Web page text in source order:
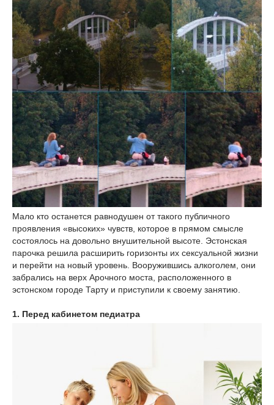
Мало кто останется равнодушен от такого публичного
проявления «высоких» чувств, которое в прямом смысле
состоялось на довольно внушительной высоте. Эстонская
парочка решила расширить горизонты их сексуальной жизни
и перейти на новый уровень. Вооружившись алкоголем, они
забрались на верх Арочного моста, расположенного в
эстонском городе Тарту и приступили к своему занятию.
1. Перед кабинетом педиатра